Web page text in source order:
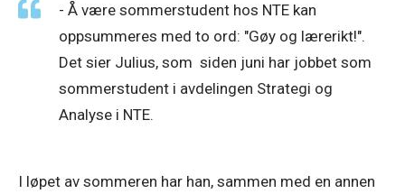
- Å være sommerstudent hos NTE kan
oppsummeres med to ord: "Gøy og lærerikt!".
Det sier Julius, som  siden juni har jobbet som
sommerstudent i avdelingen Strategi og
Analyse i NTE.
I løpet av sommeren har han, sammen med en annen